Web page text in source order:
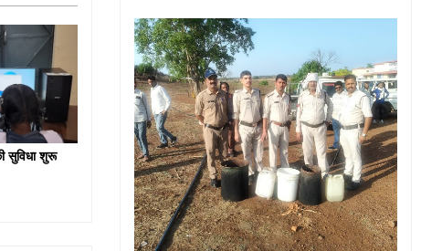
सुविधा शुरू